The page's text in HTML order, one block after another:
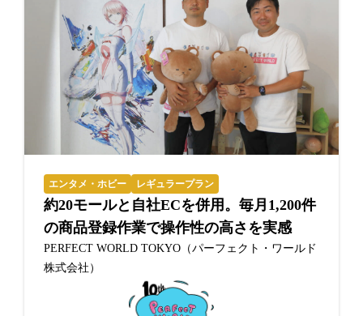
エンタメ・ホビー レギュラープラン
約20モールと自社ECを併用。毎月1,200件
の商品登録作業で操作性の高さを実感
PERFECT WORLD TOKYO（パーフェクト・ワールド
株式会社）